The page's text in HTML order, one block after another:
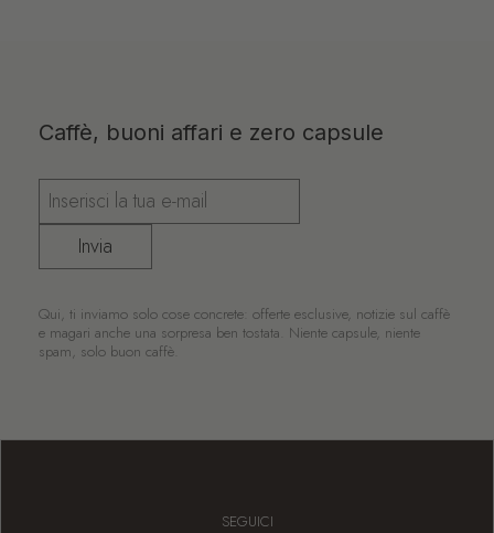
Caffè, buoni affari e zero capsule
Invia
Qui, ti inviamo solo cose concrete: offerte esclusive, notizie sul caffè
e magari anche una sorpresa ben tostata. Niente capsule, niente
spam, solo buon caffè.
SEGUICI